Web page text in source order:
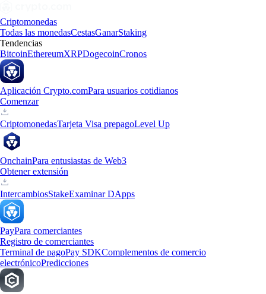
Criptomonedas
Todas las monedasCestasGanarStaking
Tendencias
BitcoinEthereumXRPDogecoinCronos
Aplicación Crypto.comPara usuarios cotidianos
Comenzar
CriptomonedasTarjeta Visa prepagoLevel Up
OnchainPara entusiastas de Web3
Obtener extensión
IntercambiosStakeExaminar DApps
PayPara comerciantes
Registro de comerciantes
Terminal de pagoPay SDKComplementos de comercio
electrónicoPredicciones